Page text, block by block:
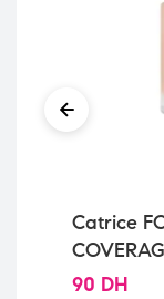
Catrice
90 DH